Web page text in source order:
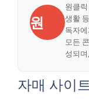
원
원클
생활
독자
모든
성되
자매 사이